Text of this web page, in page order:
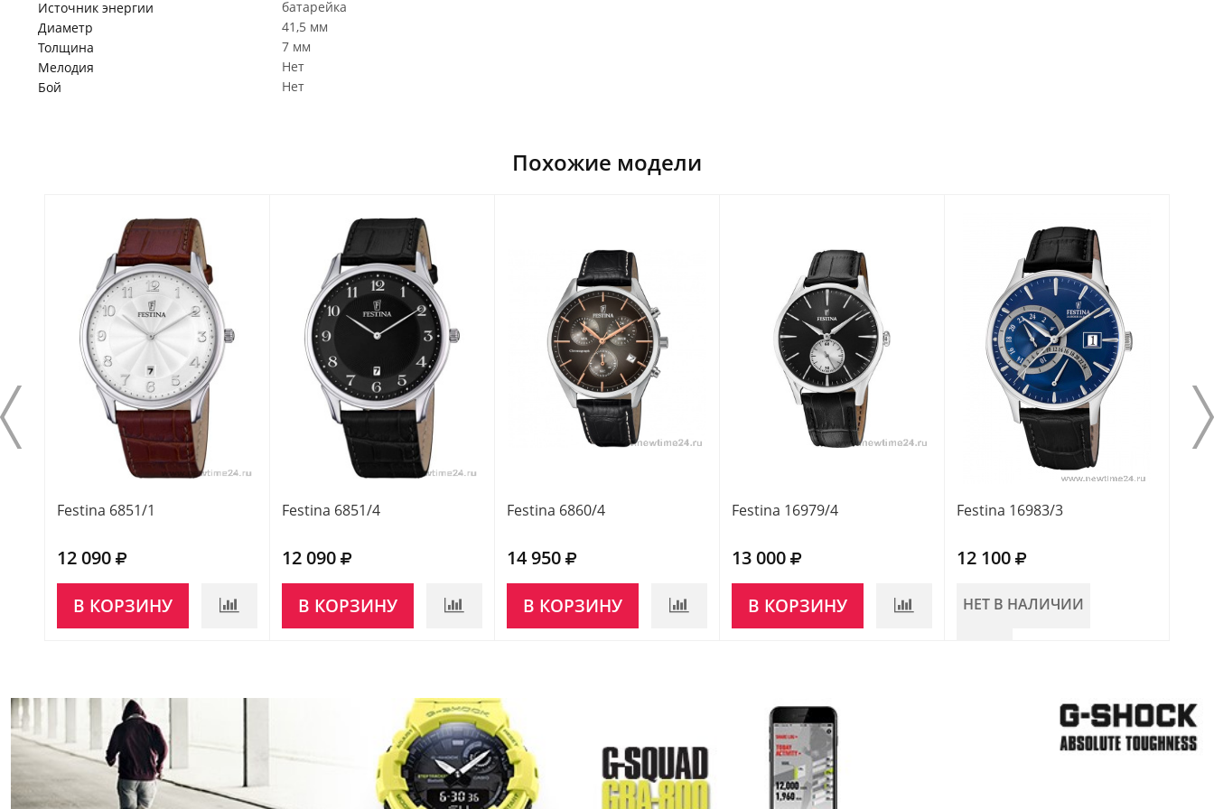
Источник энергии
батарейка
Диаметр
41,5 мм
Толщина
7 мм
Мелодия
Нет
Бой
Нет
Похожие модели
Festina 6851/1
12 090
В КОРЗИНУ
Festina 6851/4
12 090
В КОРЗИНУ
Festina 6860/4
14 950
В КОРЗИНУ
Festina 16979/4
13 000
В КОРЗИНУ
Festina 16983/3
12 100
НЕТ В НАЛИЧИИ